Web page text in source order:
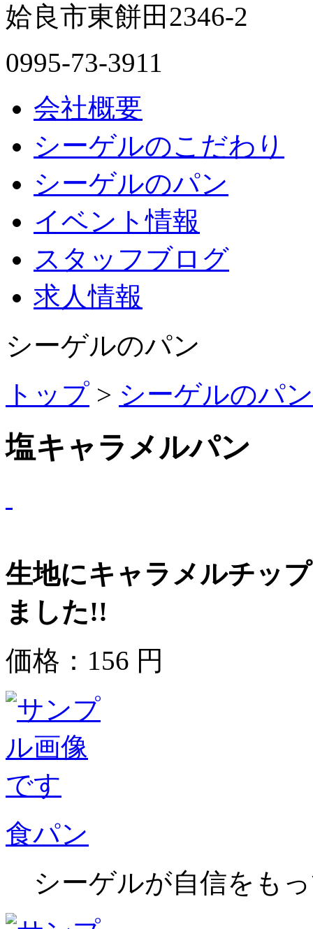
姶良市東餅田2346-2
0995-73-3911
会社概要
シーゲルのこだわり
シーゲルのパン
イベント情報
スタッフブログ
求人情報
シーゲルのパン
トップ > シーゲルのパン
塩キャラメルパン
生地にキャラメルチッ
ました!!
価格： 156 円
食パン
シーゲルが自信をも